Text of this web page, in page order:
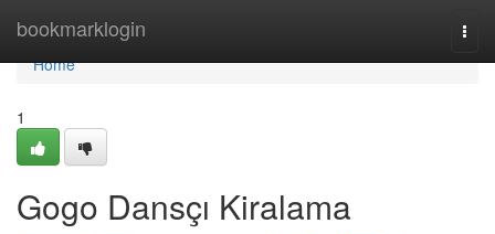
bookmarklogin
Home
Home
1
Gogo Dansçı Kiralama